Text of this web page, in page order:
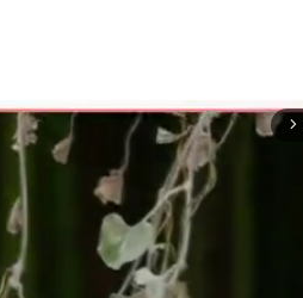
arrow_forward_ios